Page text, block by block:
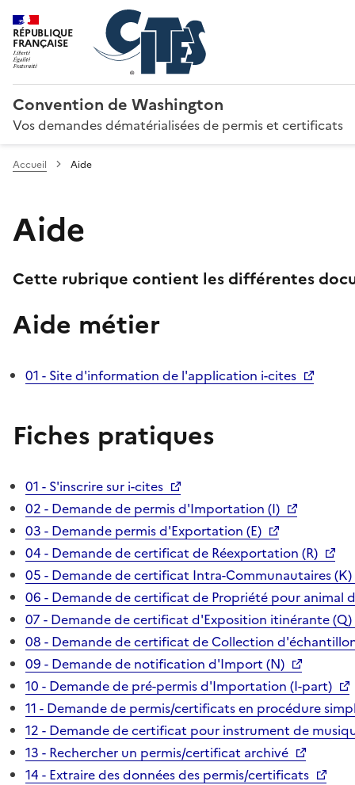
RÉPUBLIQUE
FRANÇAISE
Convention de Washington
Vos demandes dématérialisées de permis et certificats
Accueil Aide
Aide
Cette rubrique contient les différentes
Aide métier
01 - Site d'information de l'application i-cites
Fiches pratiques
01 - S'inscrire sur i-cites
02 - Demande de permis d'Importation (I)
03 - Demande permis d'Exportation (E)
04 - Demande de certificat de Réexportation (R)
05 - Demande de certificat Intra-Communautaires (K)
06 - Demande de certificat de Propriété pour animal
07 - Demande de certificat d'Exposition itinérante (Q)
08 - Demande de certificat de Collection
09 - Demande de notification d'Import (N)
10 - Demande de pré-permis d'Importation (I-part)
11 - Demande de permis/certificats en procédure
12 - Demande de certificat pour instrument de
13 - Rechercher un permis/certificat archivé
14 - Extraire des données des permis/certificats